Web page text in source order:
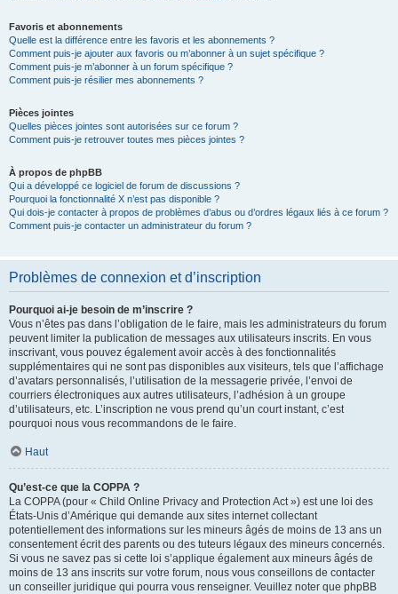
Favoris et abonnements
Quelle est la différence entre les favoris et les abonnements ?
Comment puis-je ajouter aux favoris ou m’abonner à un sujet spécifique ?
Comment puis-je m’abonner à un forum spécifique ?
Comment puis-je résilier mes abonnements ?
Pièces jointes
Quelles pièces jointes sont autorisées sur ce forum ?
Comment puis-je retrouver toutes mes pièces jointes ?
À propos de phpBB
Qui a développé ce logiciel de forum de discussions ?
Pourquoi la fonctionnalité X n’est pas disponible ?
Qui dois-je contacter à propos de problèmes d’abus ou d’ordres légaux liés à ce forum ?
Comment puis-je contacter un administrateur du forum ?
Problèmes de connexion et d’inscription
Pourquoi ai-je besoin de m’inscrire ?
Vous n’êtes pas dans l’obligation de le faire, mais les administrateurs du forum
peuvent limiter la publication de messages aux utilisateurs inscrits. En vous
inscrivant, vous pouvez également avoir accès à des fonctionnalités
supplémentaires qui ne sont pas disponibles aux visiteurs, tels que l’affichage
d’avatars personnalisés, l’utilisation de la messagerie privée, l’envoi de
courriers électroniques aux autres utilisateurs, l’adhésion à un groupe
d’utilisateurs, etc. L’inscription ne vous prend qu’un court instant, c’est
pourquoi nous vous recommandons de le faire.
Haut
Qu’est-ce que la COPPA ?
La COPPA (pour « Child Online Privacy and Protection Act ») est une loi des
États-Unis d’Amérique qui demande aux sites internet collectant
potentiellement des informations sur les mineurs âgés de moins de 13 ans un
consentement écrit des parents ou des tuteurs légaux des mineurs concernés.
Si vous ne savez pas si cette loi s’applique également aux mineurs âgés de
moins de 13 ans inscrits sur votre forum, nous vous conseillons de contacter
un conseiller juridique qui pourra vous renseigner. Veuillez noter que phpBB